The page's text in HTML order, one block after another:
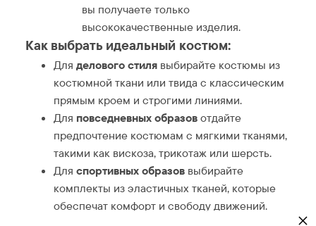
вы получаете только
высококачественные изделия.
Как выбрать идеальный костюм:
Для делового стиля выбирайте костюмы из
костюмной ткани или твида с классическим
прямым кроем и строгими линиями.
Для повседневных образовотдайте
предпочтение костюмам с мягкими тканями,
такими как вискоза, трикотаж или шерсть.
Для спортивных образов выбирайте
комплекты из эластичных тканей, которые
обеспечат комфорт и свободу движений.
×